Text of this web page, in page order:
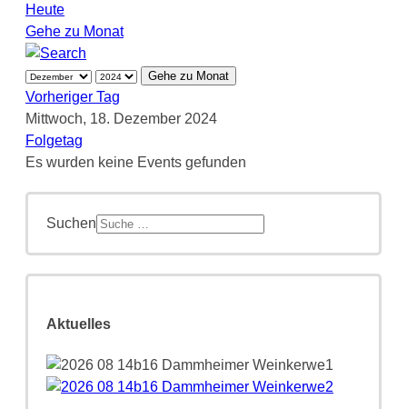
Heute
Gehe zu Monat
Gehe zu Monat
Vorheriger Tag
Mittwoch, 18. Dezember 2024
Folgetag
Es wurden keine Events gefunden
Suchen
Aktuelles